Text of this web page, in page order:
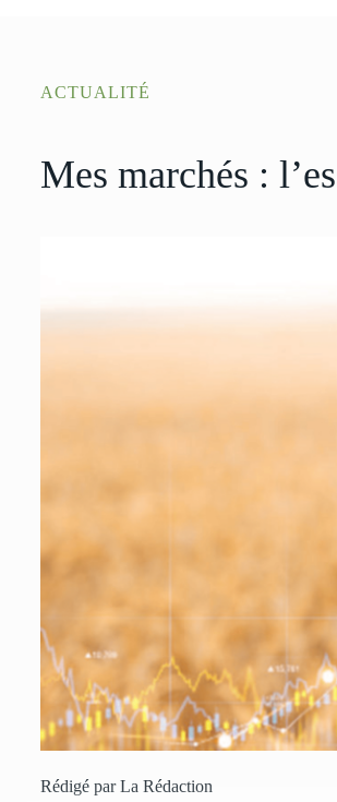
ACTUALITÉ
Mes marchés :
Rédigé par La Rédaction